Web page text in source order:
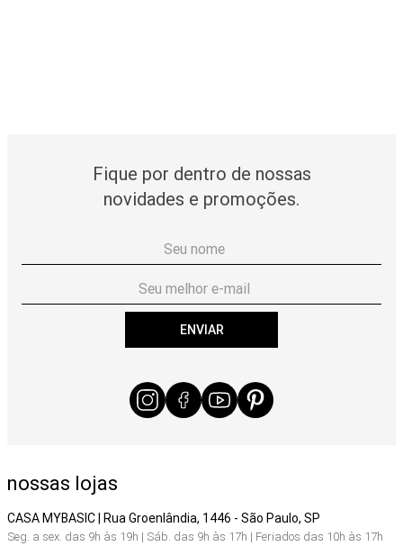
Fique por dentro de nossas
novidades e promoções.
ENVIAR
nossas lojas
CASA MYBASIC | Rua Groenlândia, 1446 - São Paulo, SP
Seg. a sex. das 9h às 19h | Sáb. das 9h às 17h | Feriados das 10h às 17h